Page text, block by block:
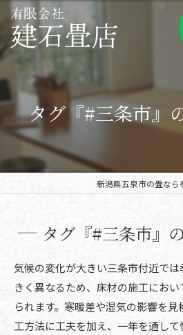
タグ『#三条市』
新潟県五泉市の畳なら
タグ『#三条市』
気候の変化が大きい三条市付近で
きく異なるため、床材の施工にお
られます。寒暖差や湿気の影響を
工方法に工夫を加え、一年を通し